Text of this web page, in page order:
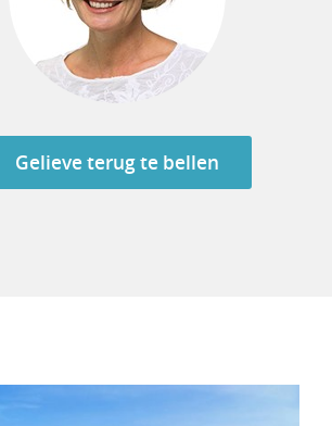
Gelieve terug te bellen